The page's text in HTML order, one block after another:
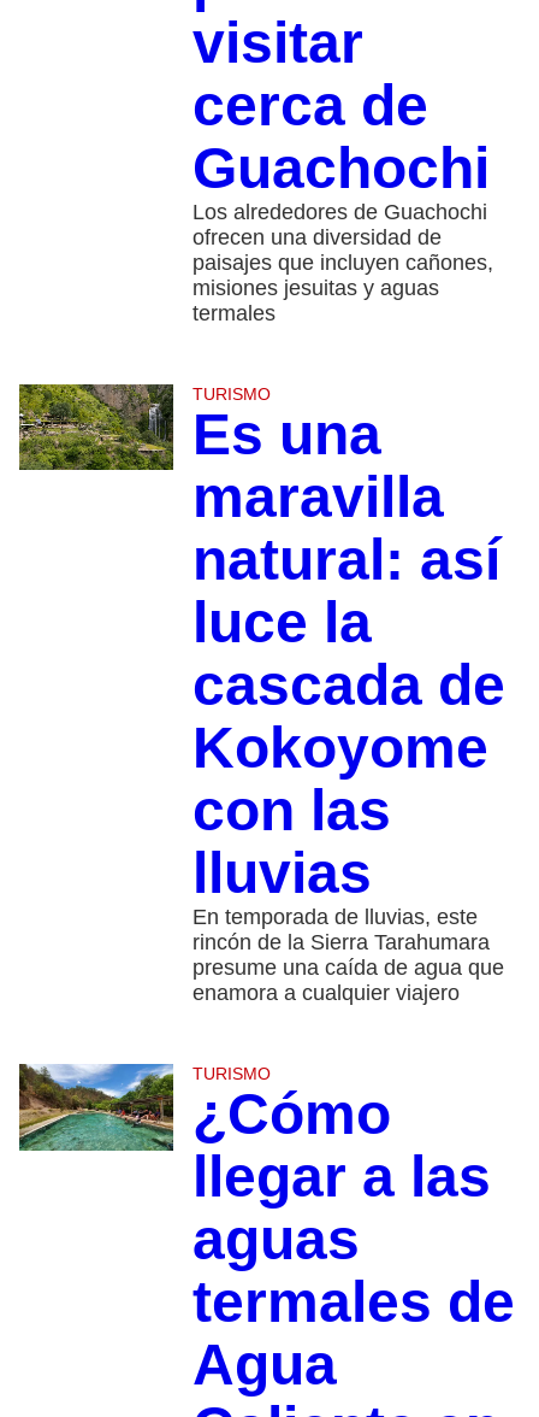
visitar
cerca de
Guachochi
Los alrededores de Guachochi
ofrecen una diversidad de
paisajes que incluyen cañones,
misiones jesuitas y aguas
termales
TURISMO
Es una
maravilla
natural: así
luce la
cascada de
Kokoyome
con las
lluvias
En temporada de lluvias, este
rincón de la Sierra Tarahumara
presume una caída de agua que
enamora a cualquier viajero
TURISMO
¿Cómo
llegar a las
aguas
termales de
Agua